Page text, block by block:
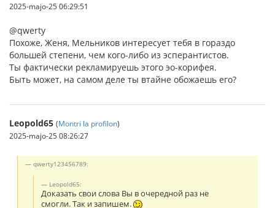
2025-majo-25 06:29:51
@qwerty
Похоже, Женя, Мельников интересует тебя в гораздо
большей степени, чем кого-либо из эсперантистов.
Ты фактически рекламируешь этого эо-корифея.
Быть может, на самом деле ты втайне обожаешь его?
Leopold65 (Montri la profilon)
2025-majo-25 08:26:27
qwerty123456789:
Leopold65:
Доказать свои слова Вы в очередной раз не
смогли. Так и запишем.